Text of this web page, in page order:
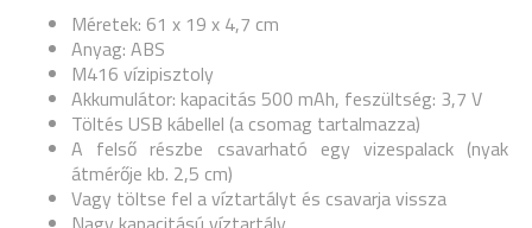
Méretek: 61 x 19 x 4,7 cm
Anyag: ABS
M416 vízipisztoly
Akkumulátor: kapacitás 500 mAh, feszültség: 3,7 V
Töltés USB kábellel (a csomag tartalmazza)
A felső részbe csavarható egy vizespalack (nyak
átmérője kb. 2,5 cm)
Vagy töltse fel a víztartályt és csavarja vissza